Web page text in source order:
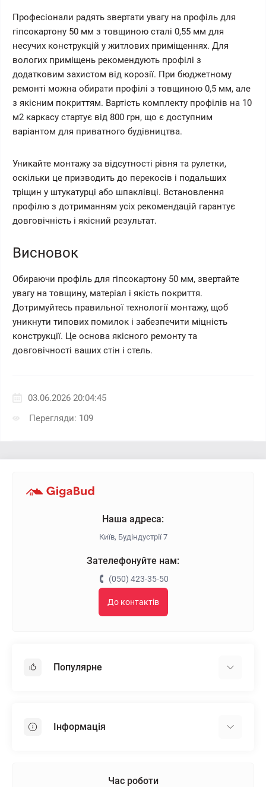
Професіонали радять звертати увагу на профіль для
гіпсокартону 50 мм з товщиною сталі 0,55 мм для
несучих конструкцій у житлових приміщеннях. Для
вологих приміщень рекомендують профілі з
додатковим захистом від корозії. При бюджетному
ремонті можна обирати профілі з товщиною 0,5 мм, але
з якісним покриттям. Вартість комплекту профілів на 10
м2 каркасу стартує від 800 грн, що є доступним
варіантом для приватного будівництва.
Уникайте монтажу за відсутності рівня та рулетки,
оскільки це призводить до перекосів і подальших
тріщин у штукатурці або шпаклівці. Встановлення
профілю з дотриманням усіх рекомендацій гарантує
довговічність і якісний результат.
Висновок
Обираючи профіль для гіпсокартону 50 мм, звертайте
увагу на товщину, матеріал і якість покриття.
Дотримуйтесь правильної технології монтажу, щоб
уникнути типових помилок і забезпечити міцність
конструкції. Це основа якісного ремонту та
довговічності ваших стін і стель.
03.06.2026 20:04:45
Перегляди: 109
Наша адреса:
Київ, Будіндустрії 7
Зателефонуйте нам:
(050) 423-35-50
До контактів
Популярне
Пінопласт
Інформація
Час роботи